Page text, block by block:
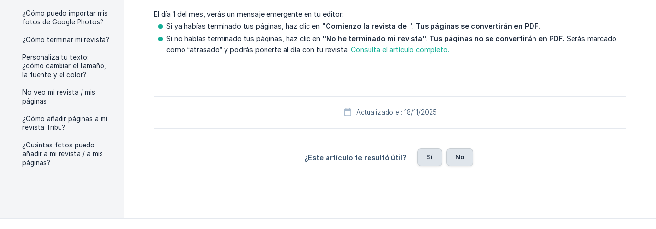
¿Cómo puedo importar mis
fotos de Google Photos?
¿Cómo terminar mi revista?
Personaliza tu texto:
¿cómo cambiar el tamaño,
la fuente y el color?
No veo mi revista / mis
páginas
¿Cómo añadir páginas a mi
revista Tribu?
¿Cuántas fotos puedo
añadir a mi revista / a mis
páginas?
El día 1 del mes, verás un mensaje emergente en tu editor:
Si ya habías terminado tus páginas, haz clic en "Comienzo la revista de ". Tus páginas se convertirán en PDF.
Si no habías terminado tus páginas, haz clic en "No he terminado mi revista". Tus páginas no se convertirán en PDF. Serás marcado
como “atrasado” y podrás ponerte al día con tu revista. Consulta el artículo completo.
Actualizado el: 18/11/2025
¿Este artículo te resultó útil? Sí No